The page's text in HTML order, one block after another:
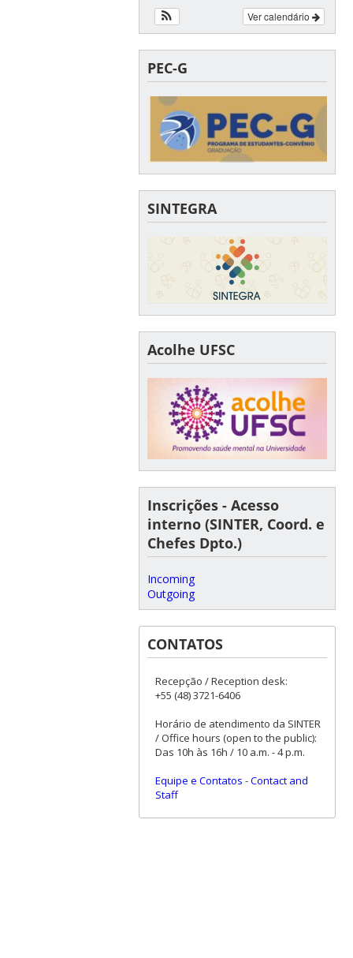
Ver calendário
PEC-G
SINTEGRA
Acolhe UFSC
Inscrições - Acesso
interno (SINTER, Coord. e
Chefes Dpto.)
Incoming
Outgoing
CONTATOS
Recepção / Reception desk:
+55 (48) 3721-6406
Horário de atendimento da SINTER
/ Office hours (open to the public):
Das 10h às 16h / 10 a.m. - 4 p.m.
Equipe e Contatos -Contact and
Staff